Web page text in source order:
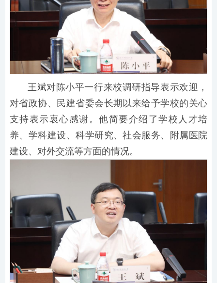
王斌对陈小平一行来校调研指导表示欢迎，
对省政协、民建省委会长期以来给予学校的关心
支持表示衷心感谢。他简要介绍了学校人才培
养、学科建设、科学研究、社会服务、附属医院
建设、对外交流等方面的情况。